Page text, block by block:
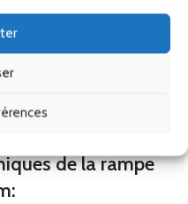
très attractif
se mettre en
nos
de la rampe